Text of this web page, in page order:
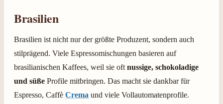
Brasilien
Brasilien ist nicht nur der größte Produzent, sondern auch
stilprägend. Viele Espressomischungen basieren auf
brasilianischen Kaffees, weil sie oft nussige, schokoladige
und süße Profile mitbringen. Das macht sie dankbar für
Espresso, Caffè Crema und viele Vollautomatenprofile.